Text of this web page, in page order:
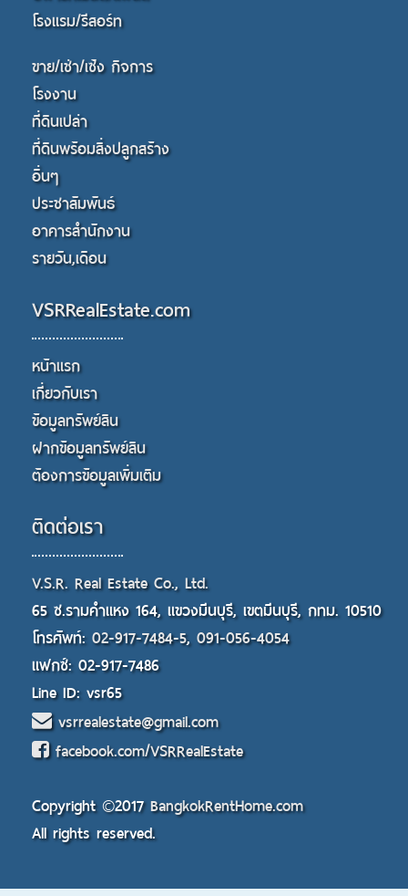
โรงแรม/รีสอร์ท
ขาย/เช่า/เซ้ง กิจการ
โรงงาน
ที่ดินเปล่า
ที่ดินพร้อมสิ่งปลูกสร้าง
อื่นๆ
ประชาสัมพันธ์
อาคารสำนักงาน
รายวัน,เดือน
VSRRealEstate.com
หน้าแรก
เกี่ยวกับเรา
ข้อมูลทรัพย์สิน
ฝากข้อมูลทรัพย์สิน
ต้องการข้อมูลเพิ่มเติม
ติดต่อเรา
V.S.R. Real Estate Co., Ltd.
65 ซ.รามคำแหง 164, แขวงมีนบุรี, เขตมีนบุรี, กทม. 10510
โทรศัพท์: 02-917-7484-5, 091-056-4054
แฟกซ์: 02-917-7486
Line ID: vsr65
vsrrealestate@gmail.com
facebook.com/VSRRealEstate
Copyright ©2017BangkokRentHome.com
All rights reserved.